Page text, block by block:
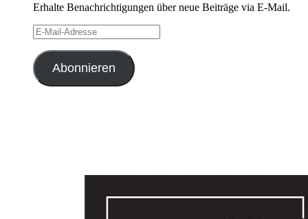
Erhalte Benachrichtigungen über neue Beiträge via E-Mail.
E-
Mail-
Adresse
Abonnieren